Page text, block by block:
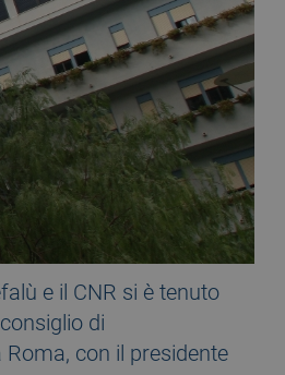
e il CNR si è tenuto
di
con il presidente